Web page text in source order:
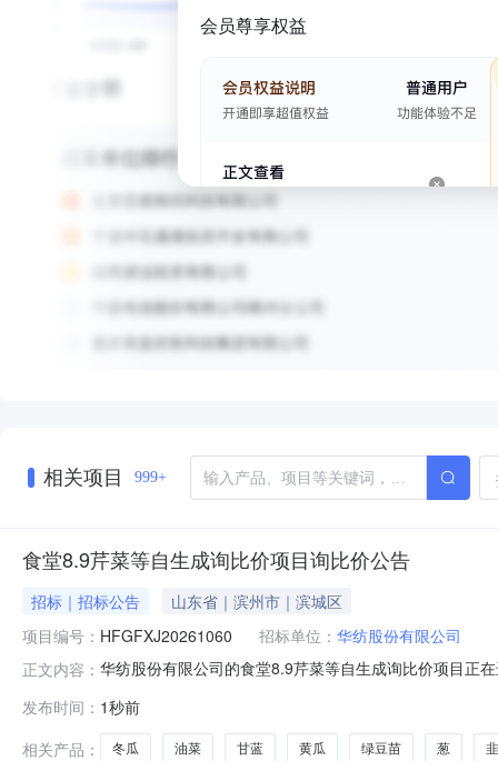
会员尊享权益
相关项目 999+
食堂8.9芹菜等自生成询比价项目询比价公告
招标｜招标公告
山东省｜滨州市｜滨城区
项目编号： HFGFXJ20261060 招标单位： 华纺股份有限公司
正文内容： 华纺股份有限公司的食堂8.9芹菜等自生成询比价项目正
公司名称：华纺股份有限公司开户行：工商银行滨印支
发布时间： 1秒前
相关产品：
冬瓜 油菜 甘蓝 黄瓜 绿豆苗 葱